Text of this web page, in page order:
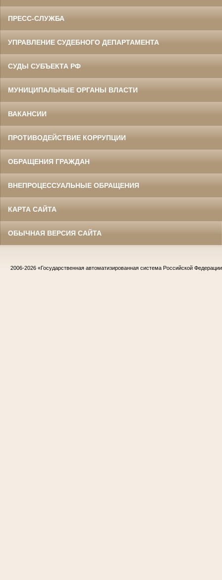
ПРЕСС-СЛУЖБА
УПРАВЛЕНИЕ СУДЕБНОГО ДЕПАРТАМЕНТА
СУДЫ СУБЪЕКТА РФ
МУНИЦИПАЛЬНЫЕ ОРГАНЫ ВЛАСТИ
ВАКАНСИИ
ПРОТИВОДЕЙСТВИЕ КОРРУПЦИИ
ОБРАЩЕНИЯ ГРАЖДАН
ВНЕПРОЦЕССУАЛЬНЫЕ ОБРАЩЕНИЯ
КАРТА САЙТА
ОБЫЧНАЯ ВЕРСИЯ САЙТА
2006-2026 «Государственная автоматизированная система Российской